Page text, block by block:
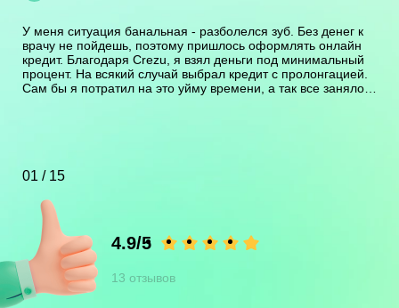
У меня ситуация банальная - разболелся зуб. Без денег к
врачу не пойдешь, поэтому пришлось оформлять онлайн
кредит. Благодаря Crezu, я взял деньги под минимальный
процент. На всякий случай выбрал кредит с пролонгацией.
Сам бы я потратил на это уйму времени, а так все заняло
01 / 15
4.9/5
13 отзывов